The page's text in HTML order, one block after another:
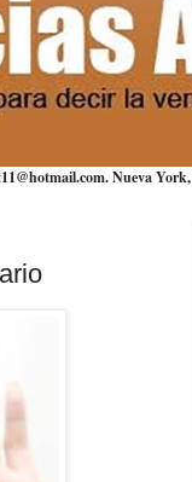
Nueva York,